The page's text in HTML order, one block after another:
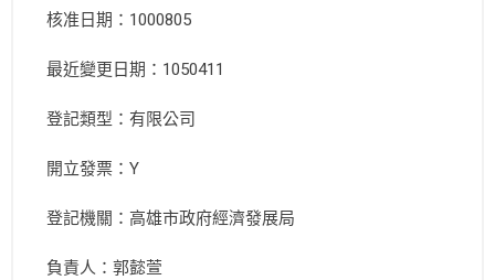
核准日期：1000805
最近變更日期：1050411
登記類型：有限公司
開立發票：Y
登記機關：高雄市政府經濟發展局
負責人：郭懿萱